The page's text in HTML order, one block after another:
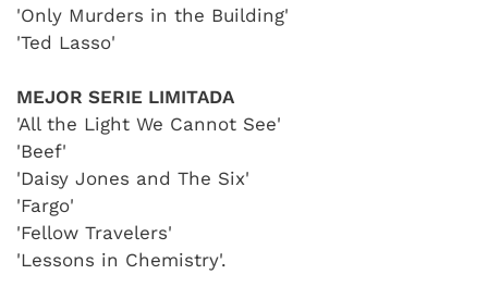
'Only Murders in the Building'
'Ted Lasso'
MEJOR SERIE LIMITADA
'All the Light We Cannot See'
'Beef'
'Daisy Jones and The Six'
'Fargo'
'Fellow Travelers'
'Lessons in Chemistry'.